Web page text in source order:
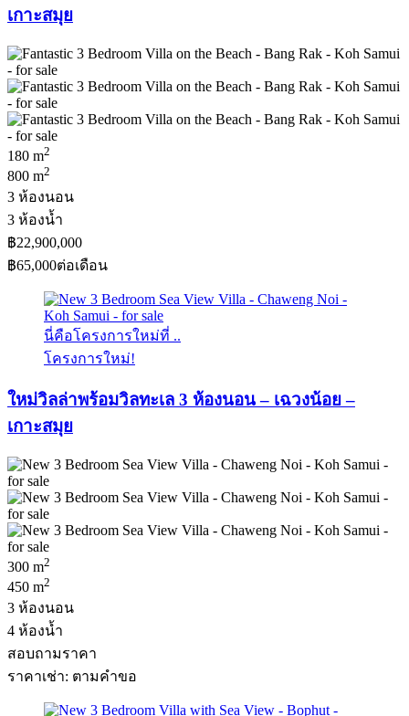
เกาะสมุย
180 m2
800 m2
3 ห้องนอน
3 ห้องน้ำ
฿22,900,000
฿65,000ต่อเดือน
นี่คือโครงการใหม่ที่ ..
โครงการใหม่!
ใหม่วิลล่าพร้อมวิลทะเล 3 ห้องนอน – เฉวงน้อย –
เกาะสมุย
300 m2
450 m2
3 ห้องนอน
4 ห้องน้ำ
สอบถามราคา
ราคาเช่า: ตามคําขอ